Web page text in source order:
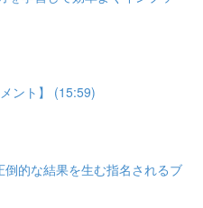
ント】 (15:59)
的な結果を生む指名されるブ